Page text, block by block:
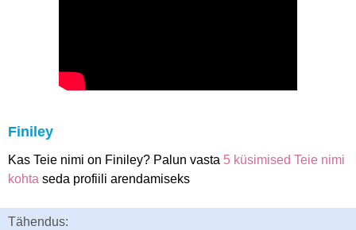
Finiley
Kas Teie nimi on Finiley? Palun vasta 5 küsimised Teie nimi
kohta seda profiili arendamiseks
Tähendus: